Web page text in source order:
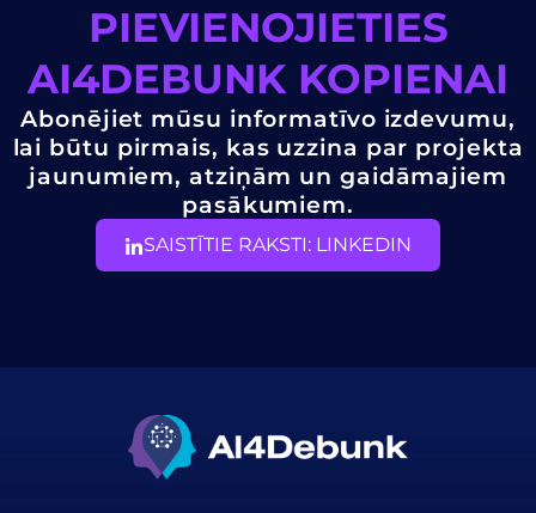
PIEVIENOJIETIES
AI4DEBUNK KOPIENAI
Abonējiet mūsu informatīvo izdevumu,
lai būtu pirmais, kas uzzina par projekta
jaunumiem, atziņām un gaidāmajiem
pasākumiem.
SAISTĪTIE RAKSTI: LINKEDIN